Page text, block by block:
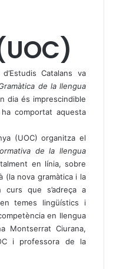
Catalans va
de la llengua
dia és imprescindible
comportat aquesta
(UOC) organitza el
de la llengua
en línia, sobre
(la nova gramàtica i la
curs que s’adreça a
temes lingüístics i
en llengua
Montserrat Ciurana,
i professora de la